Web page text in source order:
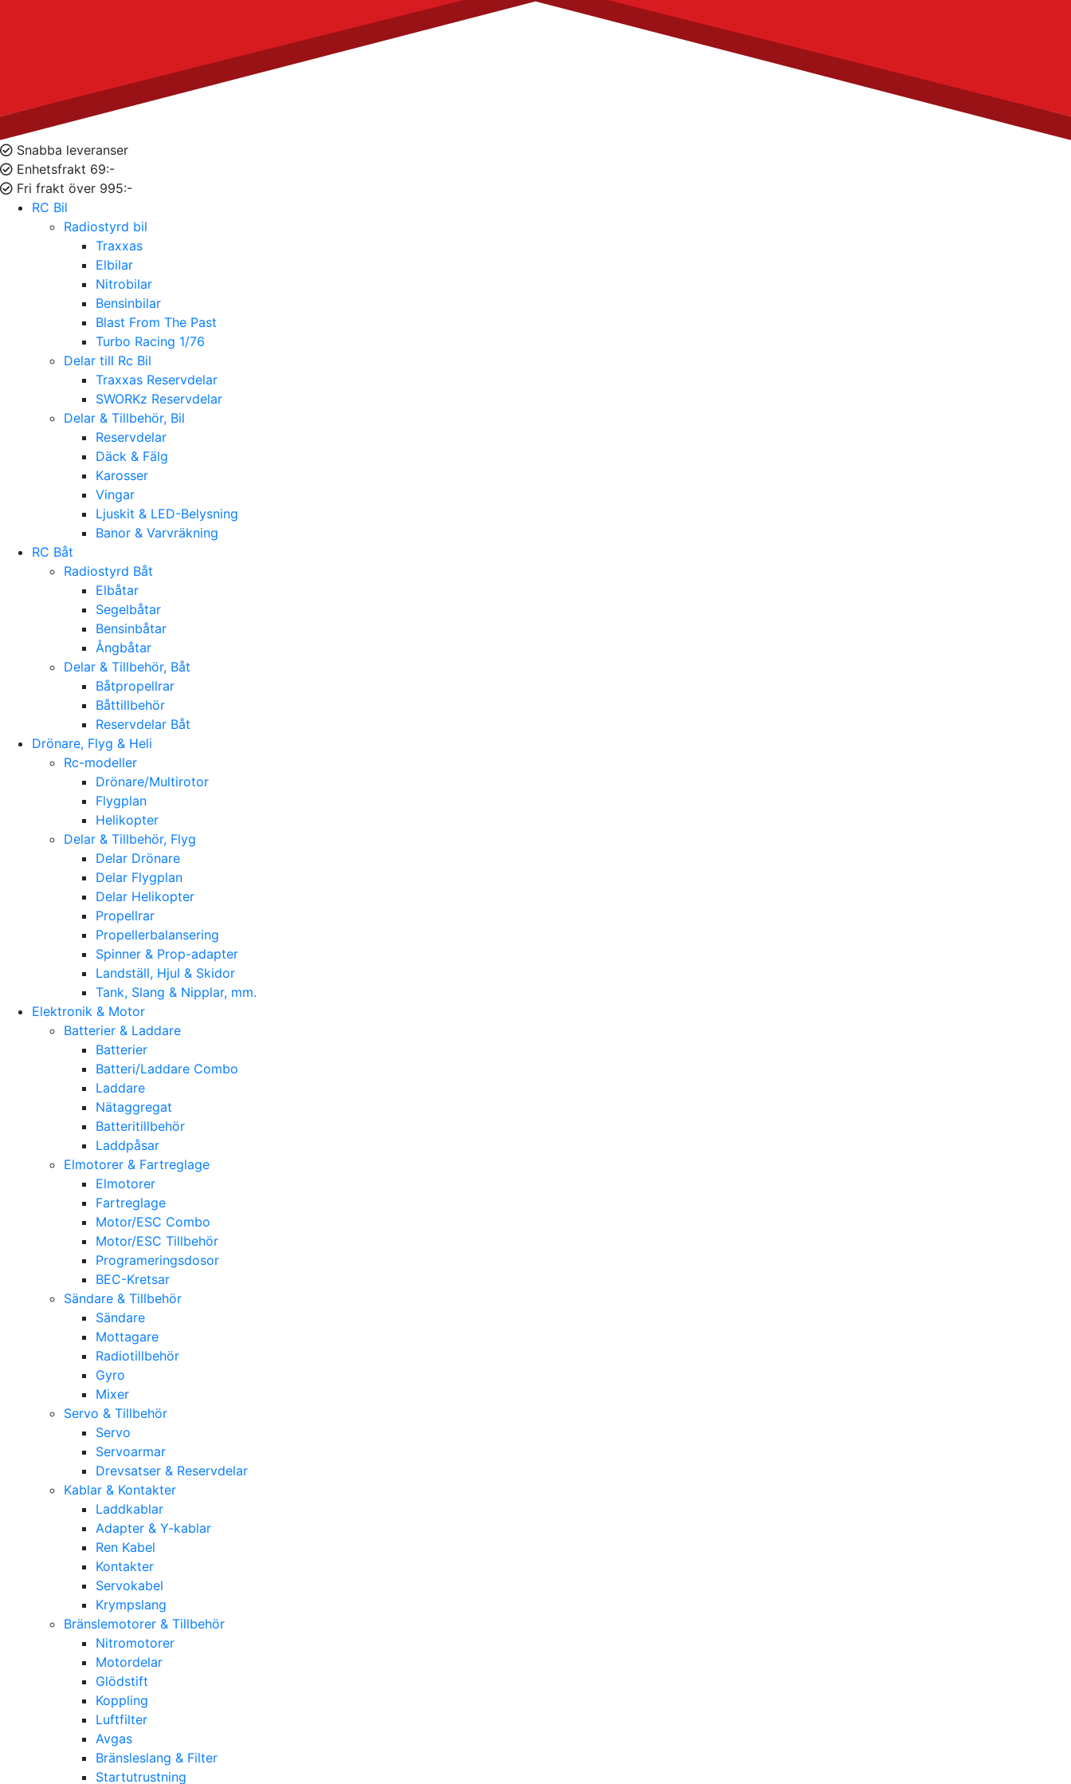
Snabba leveranser
Enhetsfrakt 69:-
Fri frakt över 995:-
RC Bil
Radiostyrd bil
Traxxas
Elbilar
Nitrobilar
Bensinbilar
Blast From The Past
Turbo Racing 1/76
Delar till Rc Bil
Traxxas Reservdelar
SWORKz Reservdelar
Delar & Tillbehör, Bil
Reservdelar
Däck & Fälg
Karosser
Vingar
Ljuskit & LED-Belysning
Banor & Varvräkning
RC Båt
Radiostyrd Båt
Elbåtar
Segelbåtar
Bensinbåtar
Ångbåtar
Delar & Tillbehör, Båt
Båtpropellrar
Båttillbehör
Reservdelar Båt
Drönare, Flyg & Heli
Rc-modeller
Drönare/Multirotor
Flygplan
Helikopter
Delar & Tillbehör, Flyg
Delar Drönare
Delar Flygplan
Delar Helikopter
Propellrar
Propellerbalansering
Spinner & Prop-adapter
Landställ, Hjul & Skidor
Tank, Slang & Nipplar, mm.
Elektronik & Motor
Batterier & Laddare
Batterier
Batteri/Laddare Combo
Laddare
Nätaggregat
Batteritillbehör
Laddpåsar
Elmotorer & Fartreglage
Elmotorer
Fartreglage
Motor/ESC Combo
Motor/ESC Tillbehör
Programeringsdosor
BEC-Kretsar
Sändare & Tillbehör
Sändare
Mottagare
Radiotillbehör
Gyro
Mixer
Servo & Tillbehör
Servo
Servoarmar
Drevsatser & Reservdelar
Kablar & Kontakter
Laddkablar
Adapter & Y-kablar
Ren Kabel
Kontakter
Servokabel
Krympslang
Bränslemotorer & Tillbehör
Nitromotorer
Motordelar
Glödstift
Koppling
Luftfilter
Avgas
Bränsleslang & Filter
Startutrustning